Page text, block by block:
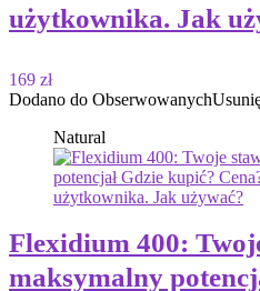
użytkownika. Jak
169 zł
Dodano do Obserwowanych
Natural
Flexidium 400:
maksymalny